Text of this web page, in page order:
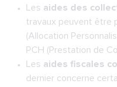
Les aides des
travaux peuvent être
(Allocation
PCH (Prestation de
Les aides fiscales
dernier concerne